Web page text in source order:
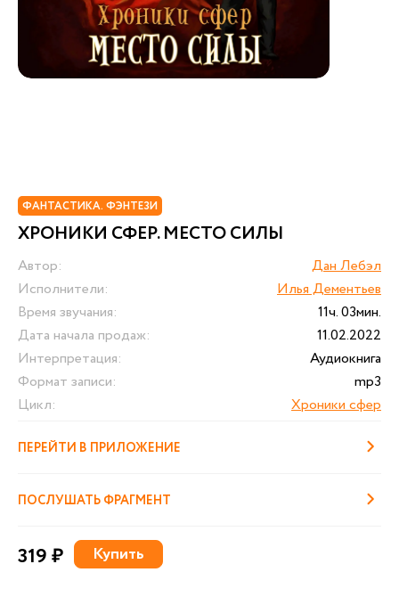
ФАНТАСТИКА. ФЭНТЕЗИ
ХРОНИКИ СФЕР. МЕСТО СИЛЫ
Автор:
Дан Лебэл
Исполнители:
Илья Дементьев
Время звучания:
11ч. 03мин.
Дата начала продаж:
11.02.2022
Интерпретация:
Аудиокнига
Формат записи:
mp3
Цикл:
Хроники сфер
ПЕРЕЙТИ В ПРИЛОЖЕНИЕ
ПОСЛУШАТЬ ФРАГМЕНТ
319 ₽ Купить